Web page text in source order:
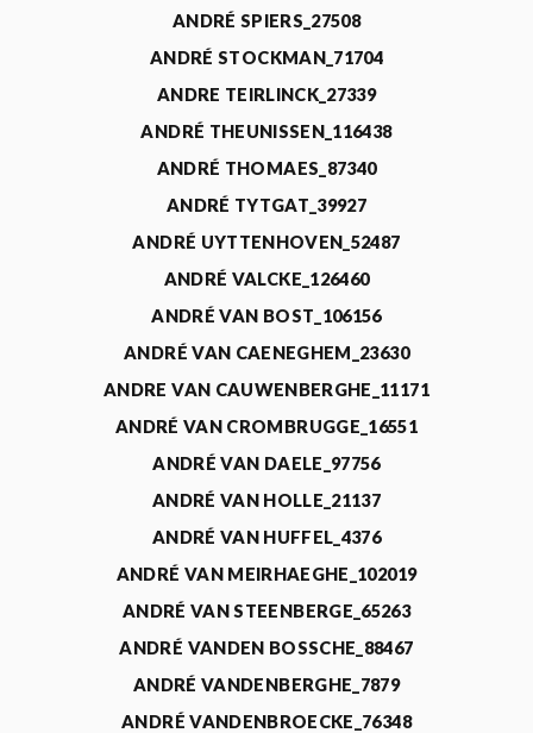
ANDRÉ SPIERS_27508
ANDRÉ STOCKMAN_71704
ANDRE TEIRLINCK_27339
ANDRÉ THEUNISSEN_116438
ANDRÉ THOMAES_87340
ANDRÉ TYTGAT_39927
ANDRÉ UYTTENHOVEN_52487
ANDRÉ VALCKE_126460
ANDRÉ VAN BOST_106156
ANDRÉ VAN CAENEGHEM_23630
ANDRE VAN CAUWENBERGHE_11171
ANDRÉ VAN CROMBRUGGE_16551
ANDRÉ VAN DAELE_97756
ANDRÉ VAN HOLLE_21137
ANDRÉ VAN HUFFEL_4376
ANDRÉ VAN MEIRHAEGHE_102019
ANDRÉ VAN STEENBERGE_65263
ANDRÉ VANDEN BOSSCHE_88467
ANDRÉ VANDENBERGHE_7879
ANDRÉ VANDENBROECKE_76348